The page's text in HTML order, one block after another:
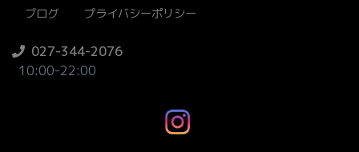
ブログ
プライバシーポリシー
027-344-2076
10:00-22:00